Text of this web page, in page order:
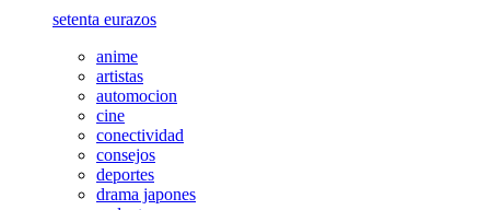
setenta eurazos
anime
artistas
automocion
cine
conectividad
consejos
deportes
drama japones